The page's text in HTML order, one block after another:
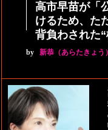
高市早苗が「
けるため、た
背負わされた
by 新恭（あらたきょ